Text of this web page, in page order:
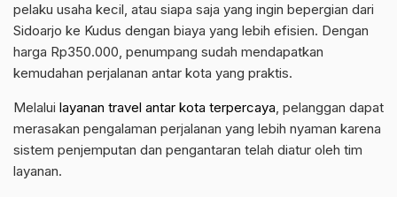
pelaku usaha kecil, atau siapa saja yang ingin bepergian dari
Sidoarjo ke Kudus dengan biaya yang lebih efisien. Dengan
harga Rp350.000, penumpang sudah mendapatkan
kemudahan perjalanan antar kota yang praktis.
Melalui layanan travel antar kota terpercaya, pelanggan dapat
merasakan pengalaman perjalanan yang lebih nyaman karena
sistem penjemputan dan pengantaran telah diatur oleh tim
layanan.